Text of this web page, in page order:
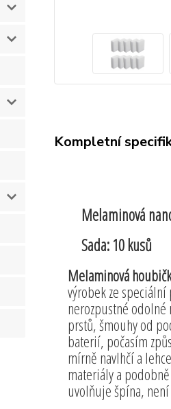
Kompletní
Melaminová
Sada: 10 kusů
Melaminová
výrobek ze
nerozpustné odolné
prstů, šmouhy od
baterií, počasím
mírně navlhčí a
materiály a
uvolňuje špína,